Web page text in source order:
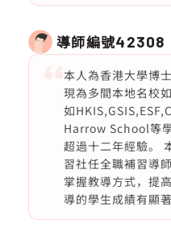
導師編號42308
本人為香港大學博
現為多間本地名校
如
Harrow School等
超過十二年經驗。
習社任全職補習導
掌握教導方式，提
導的學生成績有顯著